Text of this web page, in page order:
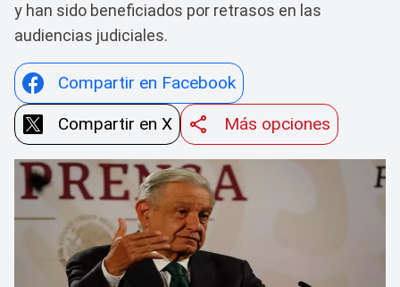
y han sido beneficiados por retrasos en las
audiencias judiciales.
Compartir en Facebook
Compartir en X
Más opciones